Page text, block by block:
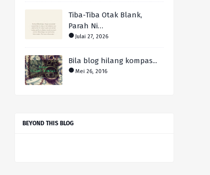
Tiba-Tiba Otak Blank,
Parah Ni…
Julai 27, 2026
Bila blog hilang kompas...
Mei 26, 2016
BEYOND THIS BLOG